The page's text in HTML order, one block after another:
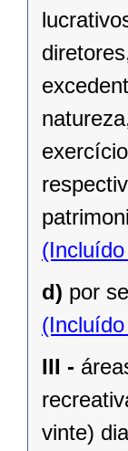
d) por
III -
vinte)